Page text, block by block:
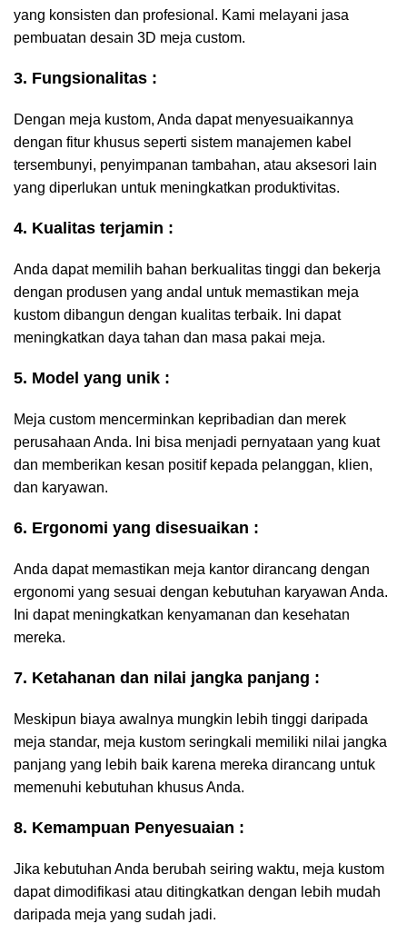
yang konsisten dan profesional. Kami melayani jasa
pembuatan desain 3D meja custom.
3. Fungsionalitas :
Dengan meja kustom, Anda dapat menyesuaikannya
dengan fitur khusus seperti sistem manajemen kabel
tersembunyi, penyimpanan tambahan, atau aksesori lain
yang diperlukan untuk meningkatkan produktivitas.
4. Kualitas terjamin :
Anda dapat memilih bahan berkualitas tinggi dan bekerja
dengan produsen yang andal untuk memastikan meja
kustom dibangun dengan kualitas terbaik. Ini dapat
meningkatkan daya tahan dan masa pakai meja.
5. Model yang unik :
Meja custom mencerminkan kepribadian dan merek
perusahaan Anda. Ini bisa menjadi pernyataan yang kuat
dan memberikan kesan positif kepada pelanggan, klien,
dan karyawan.
6. Ergonomi yang disesuaikan :
Anda dapat memastikan meja kantor dirancang dengan
ergonomi yang sesuai dengan kebutuhan karyawan Anda.
Ini dapat meningkatkan kenyamanan dan kesehatan
mereka.
7. Ketahanan dan nilai jangka panjang :
Meskipun biaya awalnya mungkin lebih tinggi daripada
meja standar, meja kustom seringkali memiliki nilai jangka
panjang yang lebih baik karena mereka dirancang untuk
memenuhi kebutuhan khusus Anda.
8. Kemampuan Penyesuaian :
Jika kebutuhan Anda berubah seiring waktu, meja kustom
dapat dimodifikasi atau ditingkatkan dengan lebih mudah
daripada meja yang sudah jadi.